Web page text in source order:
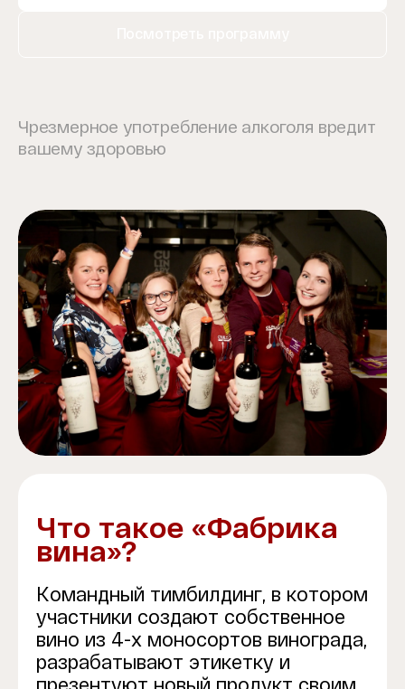
Чрезмерное употребление алкоголя вредит
вашему здоровью
Что такое «Фабрика
вина»?
Командный тимбилдинг, в котором
участники создают собственное
вино из 4-x моносортов винограда,
разрабатывают этикетку и